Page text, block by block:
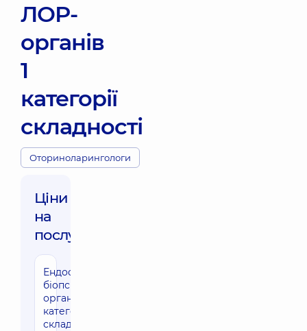
ЛОР-
органів
1
категорії
складності
Оториноларингологи
Ціни
на
послуги:
Ендоскопічна
біопсія ЛОР-
органів 1
категорії
складності